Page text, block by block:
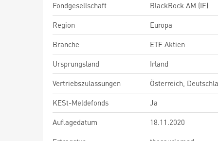
Fondgesellschaft
BlackRock AM (IE)
Region
Europa
Branche
ETF Aktien
Ursprungsland
Irland
Vertriebszulassungen
Österreich,
KESt-Meldefonds
Ja
Auflagedatum
18.11.2020